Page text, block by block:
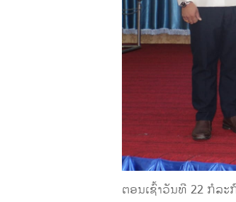
ຕອນເຊົ້າວັນທີ 22 ກໍລ